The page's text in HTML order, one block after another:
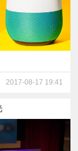
2017-08-17 19:41